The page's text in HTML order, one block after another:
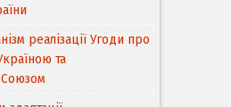
реалізації Угоди про
та